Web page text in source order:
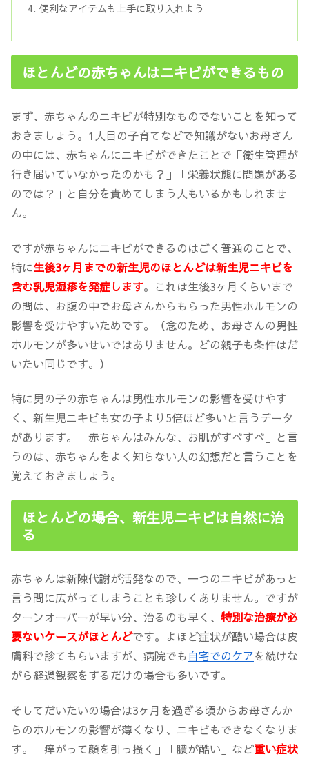
便利なアイテムも上手に取り入れよう
ほとんどの赤ちゃんはニキビができるもの
まず、赤ちゃんのニキビが特別なものでないことを知って
おきましょう。1人目の子育てなどで知識がないお母さん
の中には、赤ちゃんにニキビができたことで「衛生管理が
行き届いていなかったのかも？」「栄養状態に問題がある
のでは？」と自分を責めてしまう人もいるかもしれませ
ん。
ですが赤ちゃんにニキビができるのはごく普通のことで、
特に生後3ヶ月までの新生児のほとんどは新生児ニキビを
含む乳児湿疹を発症します。これは生後3ヶ月くらいまで
の間は、お腹の中でお母さんからもらった男性ホルモンの
影響を受けやすいためです。（念のため、お母さんの男性
ホルモンが多いせいではありません。どの親子も条件はだ
いたい同じです。）
特に男の子の赤ちゃんは男性ホルモンの影響を受けやす
く、新生児ニキビも女の子より5倍ほど多いと言うデータ
があります。「赤ちゃんはみんな、お肌がすべすべ」と言
うのは、赤ちゃんをよく知らない人の幻想だと言うことを
覚えておきましょう。
ほとんどの場合、新生児ニキビは自然に治
る
赤ちゃんは新陳代謝が活発なので、一つのニキビがあっと
言う間に広がってしまうことも珍しくありません。ですが
ターンオーバーが早い分、治るのも早く、 特別な治療が必
要ないケースがほとんどです。よほど症状が酷い場合は皮
膚科で診てもらいますが、病院でも 自宅でのケアを続けな
がら経過観察をするだけの場合も多いです。
そしてだいたいの場合は3ヶ月を過ぎる頃からお母さんか
らのホルモンの影響が薄くなり、ニキビもできなくなりま
す。「痒がって顔を引っ掻く」「膿が酷い」など重い症状